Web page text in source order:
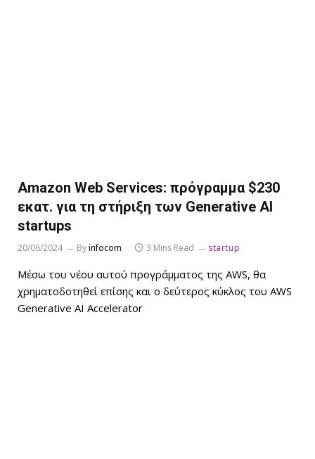
Amazon Web Services: πρόγραμμα $230
εκατ. για τη στήριξη των Generative AI
startups
20/06/2024 Byinfocom 3 Mins Read startup
Μέσω του νέου αυτού προγράμματος της AWS, θα
χρηματοδοτηθεί επίσης και ο δεύτερος κύκλος του AWS
Generative AI Accelerator